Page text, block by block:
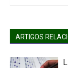
ARTIGOS